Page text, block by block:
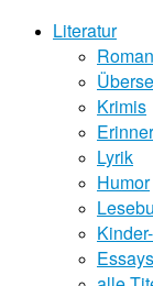
Literatur
Krimis
Lyrik
Humor
Essays